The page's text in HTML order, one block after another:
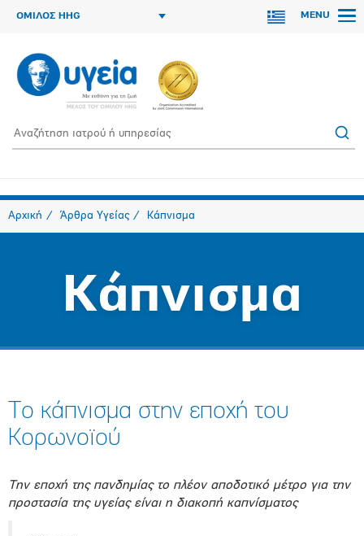
ΟΜΙΛΟΣ HHG MENU
Αρχική Άρθρα Υγείας Κάπνισμα
Κάπνισμα
Το κάπνισμα στην εποχή του
Κορωνοϊού
Την εποχή της πανδημίας το πλέον αποδοτικό μέτρο για την
προστασία της υγείας είναι η διακοπή καπνίσματος